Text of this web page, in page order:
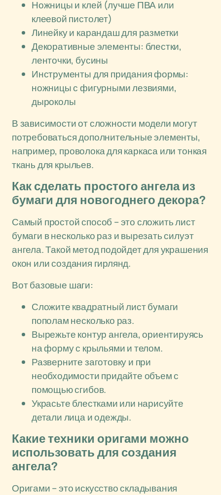
Ножницы и клей (лучше ПВА или
клеевой пистолет)
Линейку и карандаш для разметки
Декоративные элементы: блестки,
ленточки, бусины
Инструменты для придания формы:
ножницы с фигурными лезвиями,
дыроколы
В зависимости от сложности модели могут
потребоваться дополнительные элементы,
например, проволока для каркаса или тонкая
ткань для крыльев.
Как сделать простого ангела из
бумаги для новогоднего декора?
Самый простой способ – это сложить лист
бумаги в несколько раз и вырезать силуэт
ангела. Такой метод подойдет для украшения
окон или создания гирлянд.
Вот базовые шаги:
Сложите квадратный лист бумаги
пополам несколько раз.
Вырежьте контур ангела, ориентируясь
на форму с крыльями и телом.
Разверните заготовку и при
необходимости придайте объем с
помощью сгибов.
Украсьте блестками или нарисуйте
детали лица и одежды.
Какие техники оригами можно
использовать для создания
ангела?
Оригами – это искусство складывания